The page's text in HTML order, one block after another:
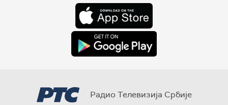
Радио Телевизија Србије